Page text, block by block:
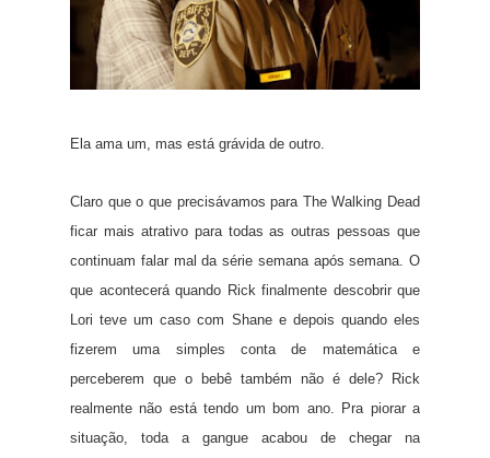
Ela ama um, mas está grávida de outro.
Claro que o que precisávamos para The Walking Dead
ficar mais atrativo para todas as outras pessoas que
continuam falar mal da série semana após semana. O
que acontecerá quando Rick finalmente descobrir que
Lori teve um caso com Shane e depois quando eles
fizerem uma simples conta de matemática e
perceberem que o bebê também não é dele? Rick
realmente não está tendo um bom ano. Pra piorar a
situação, toda a gangue acabou de chegar na